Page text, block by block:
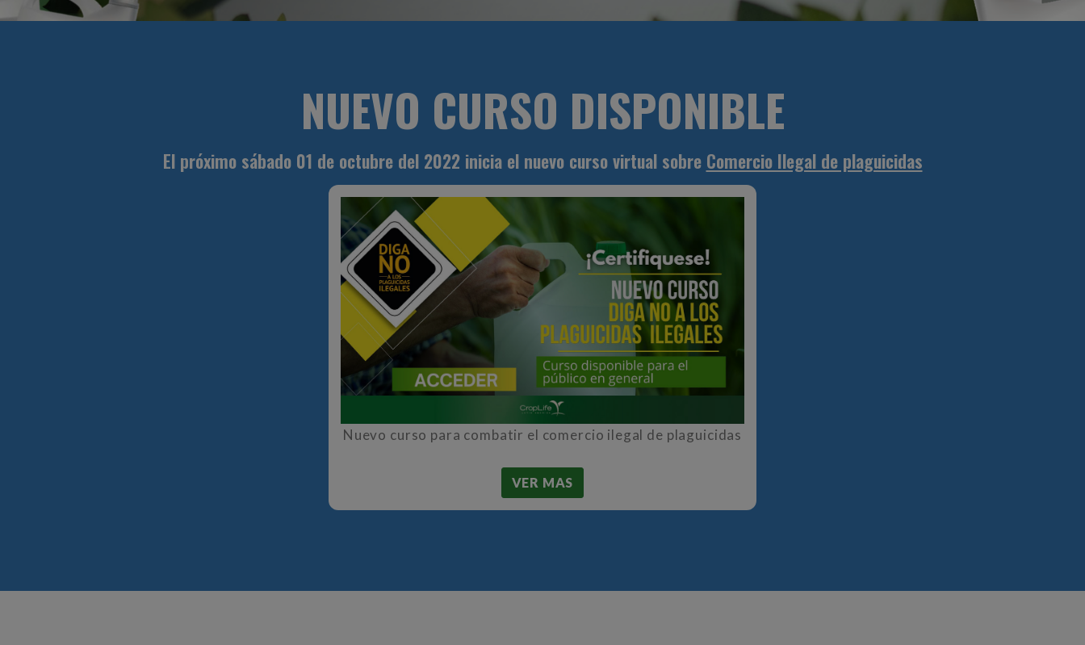
NUEVO CURSO DISPONIBLE
El próximo sábado 01 de octubre del 2022 inicia el nuevo curso virtual sobre Comercio Ilegal de plaguicidas
Nuevo curso para combatir el comercio ilegal de plaguicidas
VER MAS